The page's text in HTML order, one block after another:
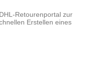
Retourenportal zur
Erstellen eines